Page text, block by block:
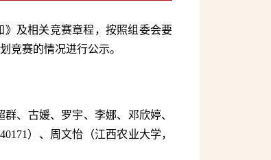
及相关竞赛章程，按照组委会要
竞赛的情况进行公示。
、古媛、罗宇、李娜、邓欣婷、
）、周文怡（江西农业大学，